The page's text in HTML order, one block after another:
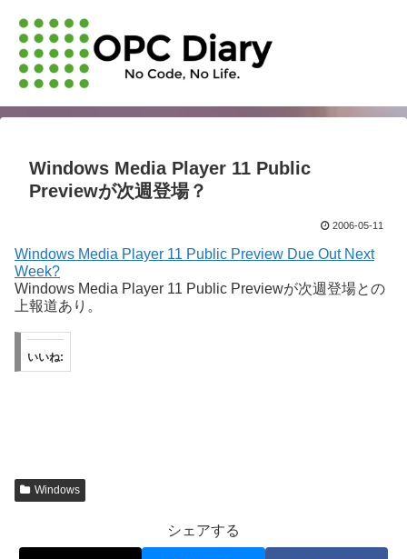
Windows Media Player 11 Public
Previewが次週登場？
2006-05-11
Windows Media Player 11 Public Preview Due Out Next
Week?
Windows Media Player 11 Public Previewが次週登場との
上報道あり。
いいね:
Windows
シェアする